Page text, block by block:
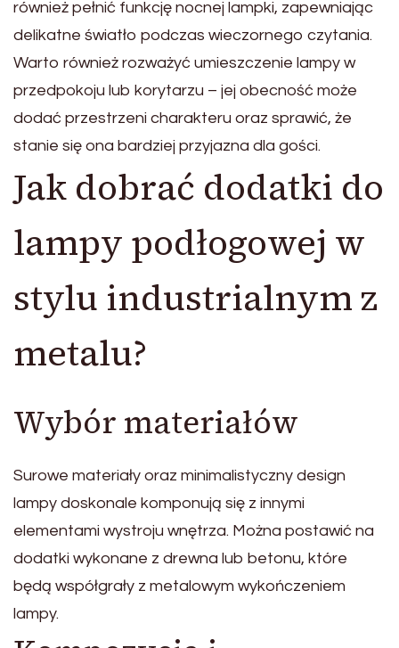
również pełnić funkcję nocnej lampki, zapewniając
delikatne światło podczas wieczornego czytania.
Warto również rozważyć umieszczenie lampy w
przedpokoju lub korytarzu – jej obecność może
dodać przestrzeni charakteru oraz sprawić, że
stanie się ona bardziej przyjazna dla gości.
Jak dobrać dodatki do
lampy podłogowej w
stylu industrialnym z
metalu?
Wybór materiałów
Surowe materiały oraz minimalistyczny design
lampy doskonale komponują się z innymi
elementami wystroju wnętrza. Można postawić na
dodatki wykonane z drewna lub betonu, które
będą współgrały z metalowym wykończeniem
lampy.